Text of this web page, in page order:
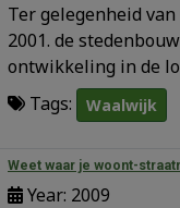
Ter gelegenheid
2001. de
ontwikkeling in de
Tags:
Waalwijk
Weet waar je woont-
Year: 2009